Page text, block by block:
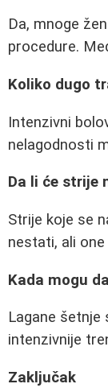
Da, mnoge
procedure.
Koliko dugo
Intenzivni
nelagodnosti
Da li će strije
Strije koje se
nestati, ali
Kada mogu
Lagane šetnje
intenzivnije
Zaključak